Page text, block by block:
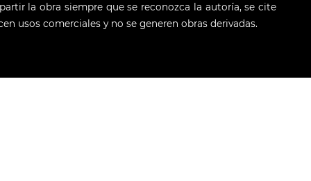
la obra siempre que se reconozca la autoría, se cite
usos comerciales y no se generen obras derivadas.